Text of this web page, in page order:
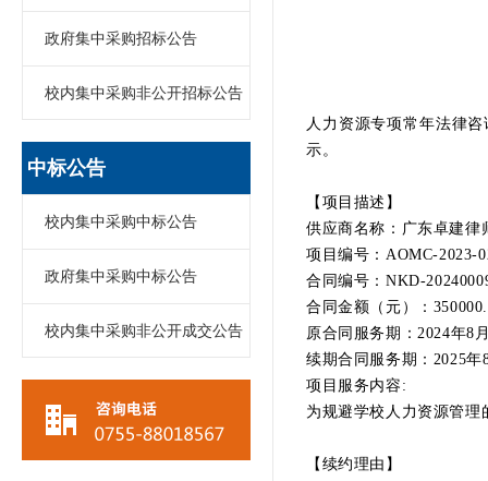
政府集中采购招标公告
校内集中采购非公开招标公告
中标公告
校内集中采购中标公告
政府集中采购中标公告
校内集中采购非公开成交公告
人力资源专项常年法律
示。
【项目描述】
供应商名称：广东卓建律
项目编号：AOMC-2023-
合同编号：NKD-
合同金额（元）：
原合同服务期：2024年8
续期合同服务期：2025年
项目服务内容:
为规避学校人力资源管
【续约理由】